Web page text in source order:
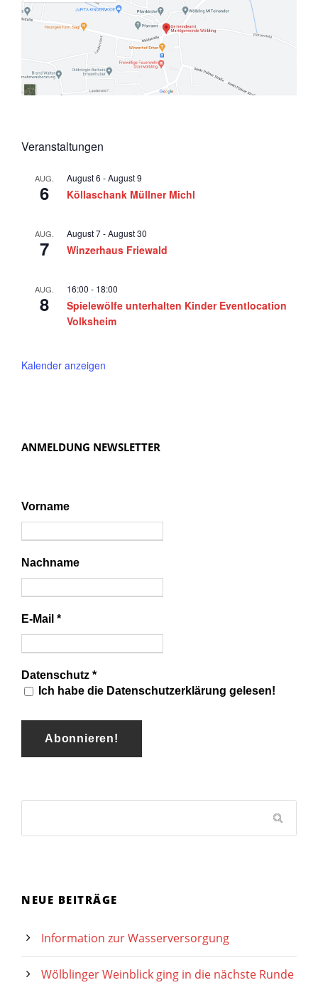
Veranstaltungen
AUG.
6
August 6 -August 9
Köllaschank Müllner Michl
AUG.
7
August 7-August 30
Winzerhaus Friewald
AUG.
8
16:00 - 18:00
Spielewölfe unterhalten Kinder Eventlocation
Volksheim
Kalender anzeigen
ANMELDUNG NEWSLETTER
Vorname
Nachname
E-Mail *
Datenschutz *
Ich habe die Datenschutzerklärung gelesen!
NEUE BEITRÄGE
Information zur Wasserversorgung
Wölblinger Weinblick ging in die nächste Runde